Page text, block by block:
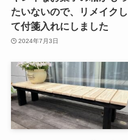
たいないので、リメイクし
て付箋入れにしました
2024年7月3日